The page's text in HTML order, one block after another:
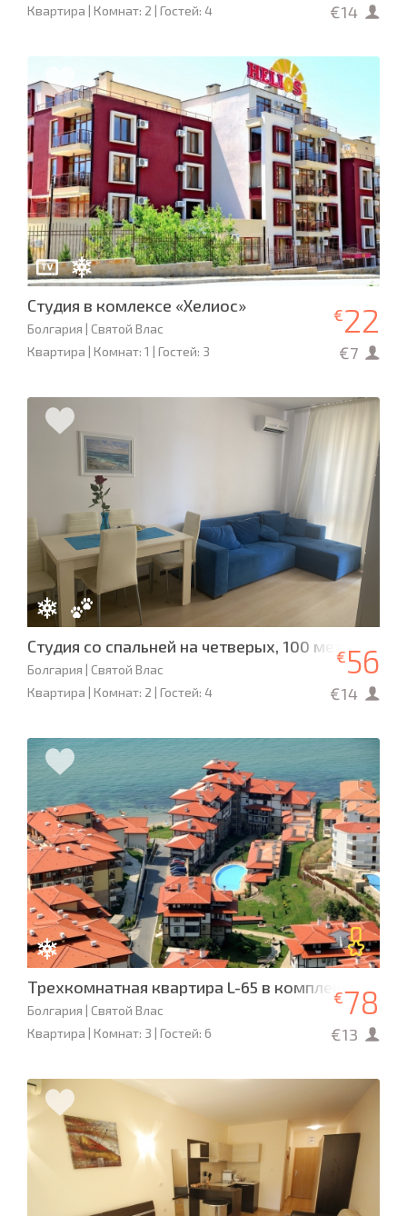
Квартира | Комнат: 2 | Гостей: 4
€14
Студия в комлексе «Хелиос»
Болгария | Святой Влас
Квартира | Комнат: 1 | Гостей: 3
€22
€7
Студия со спальней на четверых, 100 метров к
Болгария | Святой Влас
Квартира | Комнат: 2 | Гостей: 4
€56
€14
Трехкомнатная квартира L-65 в комплексе
Болгария | Святой Влас
Квартира | Комнат: 3 | Гостей: 6
€78
€13